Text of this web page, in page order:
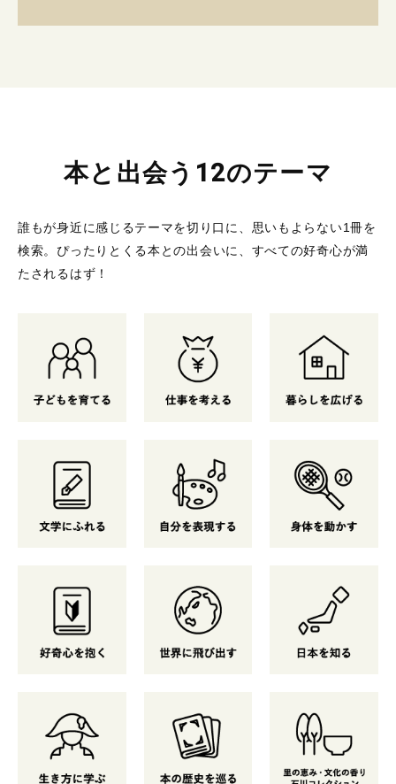
本と出会う12のテーマ
誰もが身近に感じるテーマを切り口に、思いもよらない1冊を
検索。 ぴったりとくる本との出会いに、すべての好奇心が満
たされるはず！